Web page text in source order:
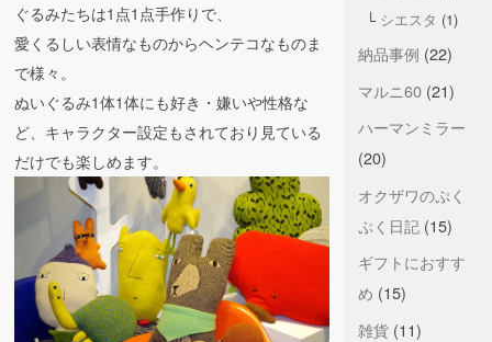
ぐるみたちは1点1点手作りで、
愛くるしい表情なものからヘンテコなものま
で様々。
ぬいぐるみ1体1体にも好き・嫌いや性格な
ど、キャラクター設定もされており見ている
だけでも楽しめます。
シエスタ (1)
納品事例 (22)
マルニ60(21)
ハーマンミラー
(20)
オクザワのぷく
ぷく日記(15)
ギフトにおすす
め (15)
雑貨(11)